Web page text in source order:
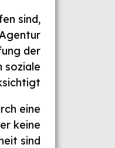
sind,
der
soziale
eine
keine
sind.